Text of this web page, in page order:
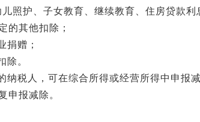
照护、子女教育、继续教育、住房贷款
的其他扣除；
捐赠；
除。
纳税人，可在综合所得或经营所得中申报
申报减除。